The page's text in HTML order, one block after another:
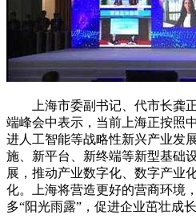
上海市委副书记、代市长龚正
端峰会中表示，当前上海正按照
进人工智能等战略性新兴产业发
施、新平台、新终端等新型基础
展，推动产业数字化、数字产业
化。上海将营造更好的营商环境
多“阳光雨露”，促进企业茁壮成长